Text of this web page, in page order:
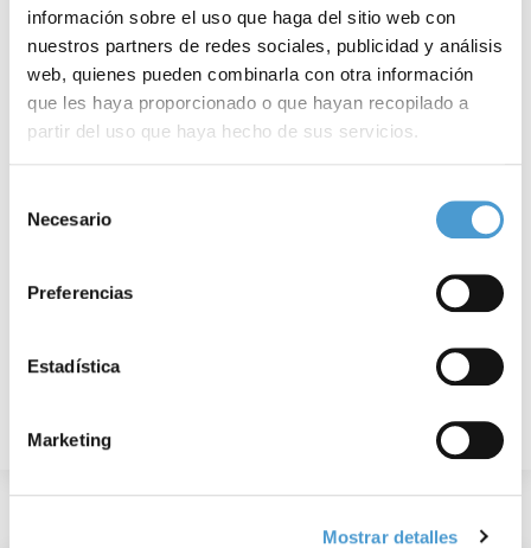
información sobre el uso que haga del sitio web con
nuestros partners de redes sociales, publicidad y análisis
web, quienes pueden combinarla con otra información
que les haya proporcionado o que hayan recopilado a
partir del uso que haya hecho de sus servicios.
de cookies
Necesario
Preferencias
Estadística
Marketing
Mostrar detalles